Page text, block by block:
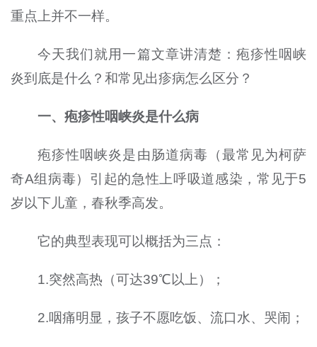
重点上并不一样。
今天我们就用一篇文章讲清楚：疱疹性咽峡
炎到底是什么？和常见出疹病怎么区分？
一、疱疹性咽峡炎是什么病
疱疹性咽峡炎是由肠道病毒（最常见为柯萨
奇A组病毒）引起的急性上呼吸道感染，常见于5
岁以下儿童，春秋季高发。
它的典型表现可以概括为三点：
1.突然高热（可达39℃以上）；
2.咽痛明显，孩子不愿吃饭、流口水、哭闹；